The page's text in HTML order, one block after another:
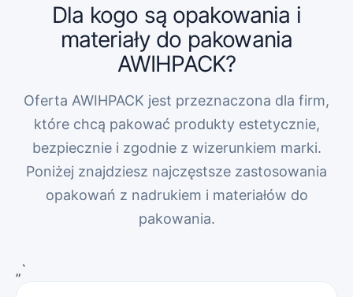
Dla kogo są opakowania i
materiały do pakowania
AWIHPACK?
Oferta AWIHPACK jest przeznaczona dla firm,
które chcą pakować produkty estetycznie,
bezpiecznie i zgodnie z wizerunkiem marki.
Poniżej znajdziesz najczęstsze zastosowania
opakowań z nadrukiem i materiałów do
pakowania.
„`